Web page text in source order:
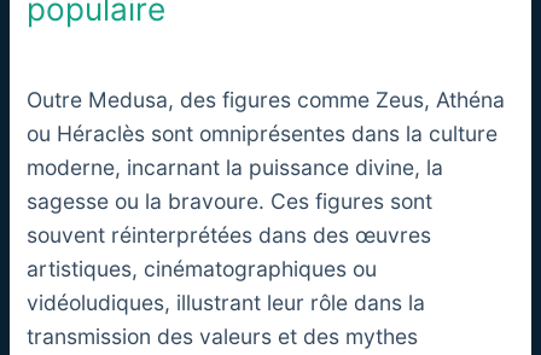
populaire
Outre Medusa, des figures comme Zeus, Athéna
ou Héraclès sont omniprésentes dans la culture
moderne, incarnant la puissance divine, la
sagesse ou la bravoure. Ces figures sont
souvent réinterprétées dans des œuvres
artistiques, cinématographiques ou
vidéoludiques, illustrant leur rôle dans la
transmission des valeurs et des mythes